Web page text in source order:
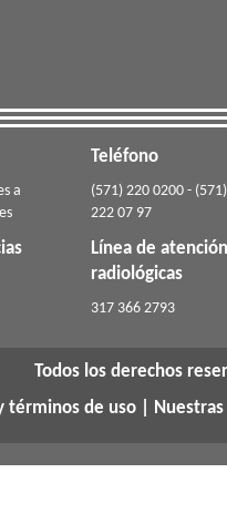
a
Teléfono
(571) 220 0200 -
222 07 97
Línea de
radiológicas
​317 366 2793
Todos los derechos
términos de uso| Nuestras